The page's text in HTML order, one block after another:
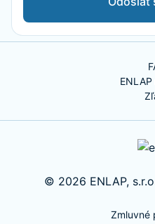
© 2026 ENLAP,
Zmluvné